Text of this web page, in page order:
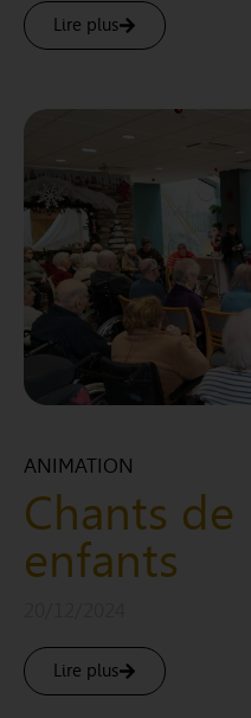
Lire plus
ANIMATION
Chants
enfants
Lire plus